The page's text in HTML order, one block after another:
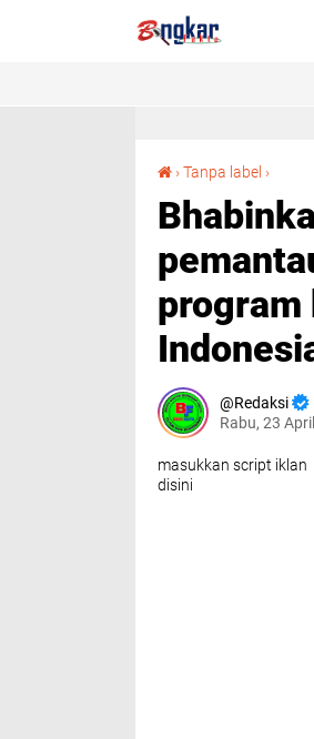
›Tanpa label ›
program
Redaksi
Rabu, 23
masukkan script iklan
disini